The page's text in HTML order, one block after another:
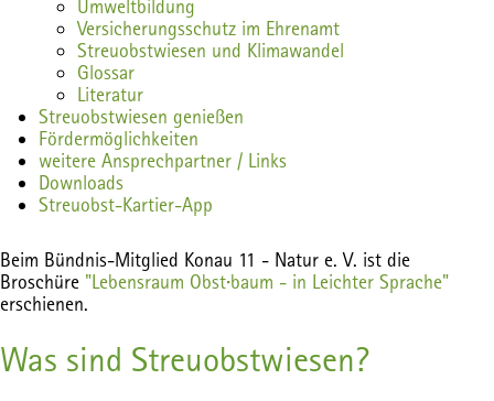
Umweltbildung
Versicherungsschutz im Ehrenamt
Streuobstwiesen und Klimawandel
Glossar
Literatur
Streuobstwiesen genießen
Fördermöglichkeiten
weitere Ansprechpartner / Links
Downloads
Streuobst-Kartier-App
Beim Bündnis-Mitglied Konau 11 - Natur e. V. ist die
Broschüre "Lebensraum Obst·baum - in Leichter Sprache"
erschienen.
Was sind Streuobstwiesen?